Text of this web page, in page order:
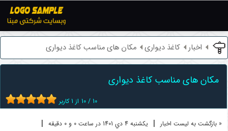
اخبار کاغذ دیواری مکان های مناسب کاغذ دیواری
مکان های مناسب کاغذ دیواری
10 / 10 از 1کاربر
« بازگشت به لیست اخبار | یکشنبه 4 دي 1401 در ساعت 0 و 0 دقیقه |